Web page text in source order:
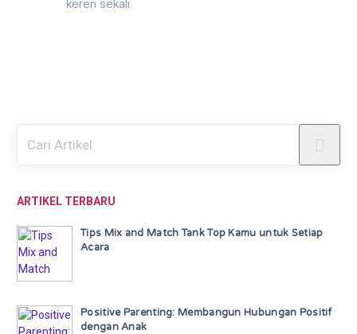
keren sekali
ARTIKEL TERBARU
Tips Mix and Match Tank Top Kamu untuk Setiap
Acara
Positive Parenting: Membangun Hubungan Positif
dengan Anak